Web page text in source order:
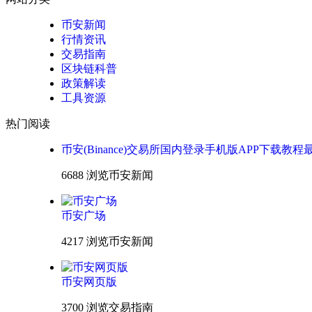
币安新闻
行情资讯
交易指南
区块链科普
政策解读
工具资源
热门阅读
币安(Binance)交易所国内登录手机版APP下载教程
6688 浏览币安新闻
币安广场
4217 浏览币安新闻
币安网页版
3700 浏览交易指南